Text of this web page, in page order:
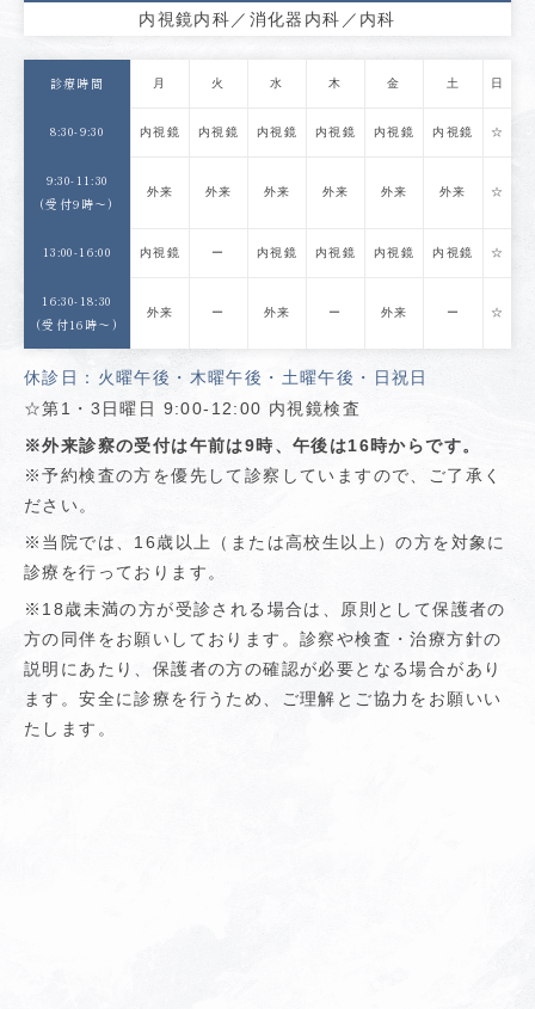
内視鏡内科／消化器内科／内科
診療時間 月 火 水 木 金 土 日
8:30-9:30 内視鏡 内視鏡 内視鏡 内視鏡 内視鏡 内視鏡 ☆
9:30-11:30
(受付9時〜)
外来 外来 外来 外来 外来 外来 ☆
13:00-16:00 内視鏡 ー 内視鏡 内視鏡 内視鏡 内視鏡 ☆
16:30-18:30
(受付16時〜)
外来 ー 外来 ー 外来 ー ☆
休診日：火曜午後・木曜午後・土曜午後・日祝日
☆第1・3日曜日 9:00-12:00 内視鏡検査
※外来診察の受付は午前は9時、午後は16時からです。
※予約検査の方を優先して診察していますので、ご了承く
ださい。
※当院では、16歳以上（または高校生以上）の方を対象に
診療を行っております。
※18歳未満の方が受診される場合は、原則として保護者の
方の同伴をお願いしております。診察や検査・治療方針の
説明にあたり、保護者の方の確認が必要となる場合があり
ます。安全に診療を行うため、ご理解とご協力をお願いい
たします。